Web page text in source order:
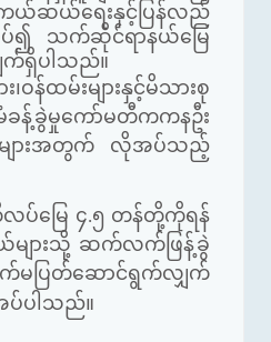
ကယ်ဆယ်ရေးနှင့်ပြန်လည်
းအပ်၍ သက်ဆိုင်ရာနယ်မြေ
က်ရှိပါသည်။
န်ထမ်းများနှင့်မိသားစု
ခန့်ခွဲမှုကော်မတီကကနဦး
များအတွက် လိုအပ်သည့်
လပ်မြေ ၄.၅ တန်တို့ကိုရန်
ယ်များသို့ ဆက်လက်ဖြန့်ခွဲ
က်မပြတ်ဆောင်ရွက်လျှက်
ပ်ပါသည်။